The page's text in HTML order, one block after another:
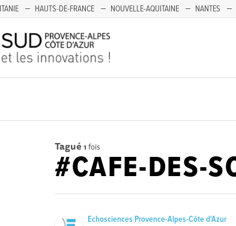
HAUTS-DE-FRANCE NOUVELLE-AQUITAINE NANTES
Tagué 1 fois
#CAFE-DES-
Echosciences Provence-Alpes-Côte d'Azur